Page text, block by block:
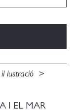
lustració
I EL MAR